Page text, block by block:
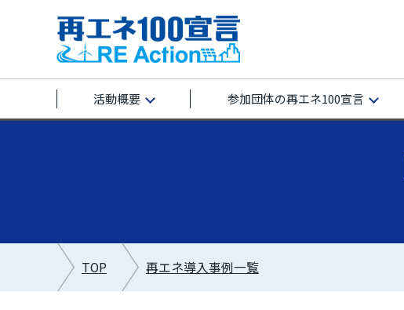
活動概要 参加団体の再エネ100宣言
TOP 再エネ導入事例一覧